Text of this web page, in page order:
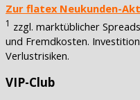
Zur flatex Neukunden-
1 zzgl. marktüblicher
und Fremdkosten.
Verlustrisiken.
VIP-Club